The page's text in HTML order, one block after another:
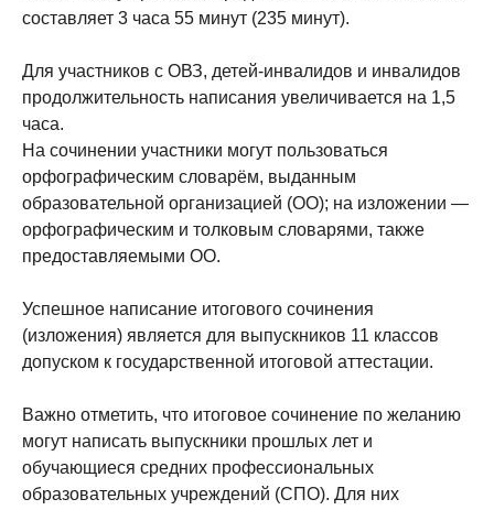
составляет 3 часа 55 минут (235 минут).
Для участников с ОВЗ, детей-инвалидов и инвалидов
продолжительность написания увеличивается на 1,5
часа.
На сочинении участники могут пользоваться
орфографическим словарём, выданным
образовательной организацией (ОО); на изложении —
орфографическим и толковым словарями, также
предоставляемыми ОО.
Успешное написание итогового сочинения
(изложения) является для выпускников 11 классов
допуском к государственной итоговой аттестации.
Важно отметить, что итоговое сочинение по желанию
могут написать выпускники прошлых лет и
обучающиеся средних профессиональных
образовательных учреждений (СПО). Для них